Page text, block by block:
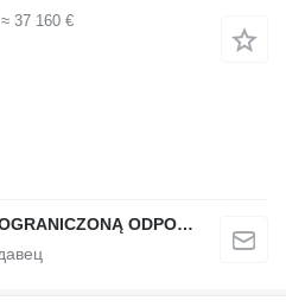
≈ 37 160 €
POLBUD POLAK SPÓŁKA Z OGRANICZONĄ ODPOWIEDZIALNOŚCIĄ